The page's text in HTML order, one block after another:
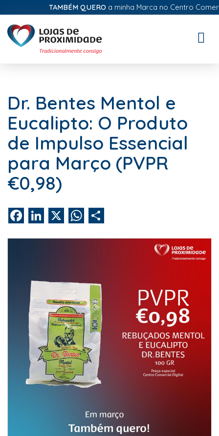
TAMBÉM QUEROa minha Marca no Centro
Dr. Bentes Mentol e
Eucalipto: O Produto
de Impulso Essencial
para Março (PVPR
€0,98)
FacebookLinkedIn WhatsApp